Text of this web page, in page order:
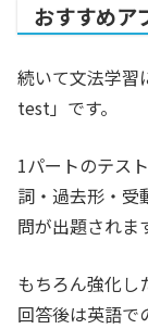
おすすめア
続いて文法学習
test」です。
1パートのテス
詞・過去形・受
問が出題されま
もちろん強化し
回答後は英語で